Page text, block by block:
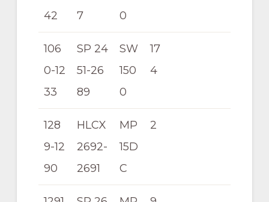
42
7
0
106
0-12
33
SP 24
51-26
89
SW
150
0
17
4
128
9-12
90
HLCX
2692-
2691
MP
15D
C
2